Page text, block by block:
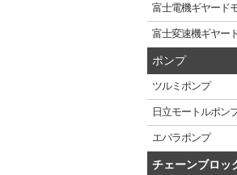
富士電機ギヤード
富士変速機ギヤー
ポンプ
ツルミ ポンプ
日立モートルポン
エバラポンプ
チェーンブロッ